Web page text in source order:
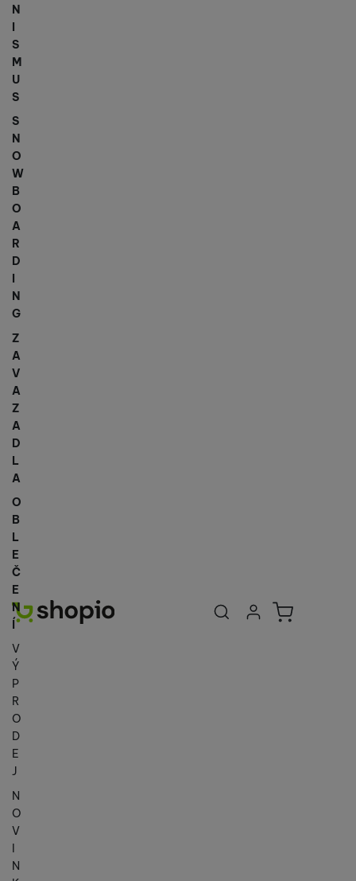
Uživatelská
Přihlásit se
Košík
N
I
S
M
U
S
S
N
O
W
B
O
A
R
D
N
G
Z
A
V
A
Z
A
D
L
A
O
B
L
E
Č
E
N
Í
V
Ý
P
R
O
D
E
J
N
O
V
I
N